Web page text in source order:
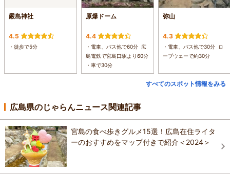
嚴島神社
4.5
・徒歩で5分
原爆ドーム
4.4
・電車、バス他で60分 広
島電鉄で宮島口駅より60分
・車で30分
弥山
4.3
・電車、バス他で30分 ロ
ープウェーで約30分
すべてのスポット情報をみる
広島県のじゃらんニュース関連記事
宮島の食べ歩きグルメ15選！広島在住ライタ
ーのおすすめをマップ付きで紹介＜2024＞